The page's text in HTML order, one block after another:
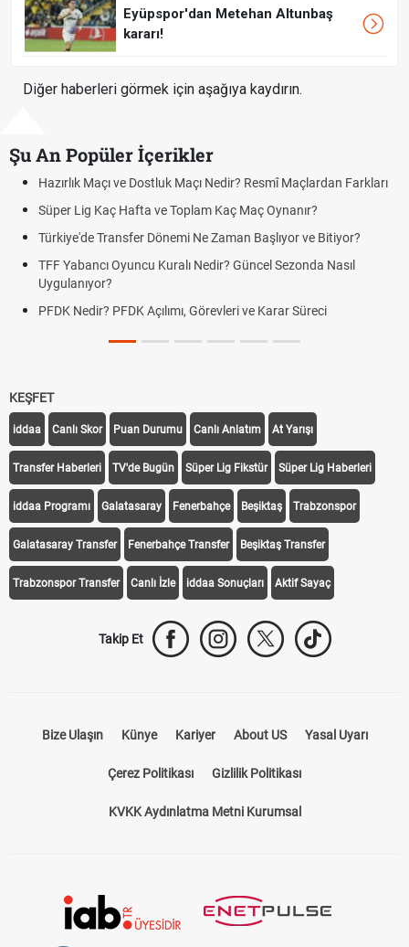
Eyüpspor'dan Metehan Altunbaş
kararı!
Diğer haberleri görmek için aşağıya kaydırın.
Şu An Popüler İçerikler
Dostluk Maçı Nedir? Resmî Maçlardan Farkları
ve Toplam Kaç Maç Oynanır?
Dönemi Ne Zaman Başlıyor ve Bitiyor?
Kuralı Nedir? Güncel Sezonda Nasıl
Açılımı, Görevleri ve Karar Süreci
Puan Durumunda
Skor Ne Demek?
Futbol Nasıl
Deplasman Golü
DGS Sonuçları
KEŞFET
iddaa Canlı Skor Puan Durumu Canlı Anlatım At Yarışı
Transfer Haberleri TV'de Bugün Süper Lig Fikstür Süper Lig Haberleri
iddaa Programı Galatasaray Fenerbahçe Beşiktaş Trabzonspor
Galatasaray Transfer Fenerbahçe Transfer Beşiktaş Transfer
Trabzonspor Transfer Canlı İzle iddaa Sonuçları Aktif Sayaç